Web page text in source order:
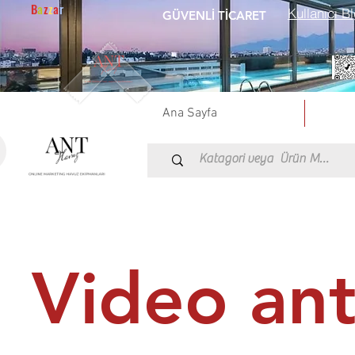
Bazzar GÜVENLİ TİCARET Kullanıcı
Ana Sayfa
Video ant